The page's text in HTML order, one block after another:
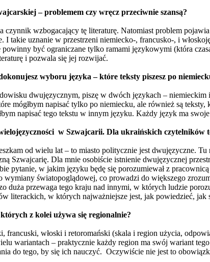
– problemem czy wręcz przeciwnie szansą?
czynnik wzbogacający tę literaturę. Natomiast problem
uznanie w przestrzeni niemiecko-, francusko-, i
być ograniczane tylko ramami językowymi (która
i pozwala się jej rozwijać.
wyboru języka – które teksty piszesz po
dwujęzycznym, piszę w dwóch językach –
mógłbym napisać tylko po niemiecku, ale również są
napisać tego tekstu w innym języku. Każdy język ma
w Szwajcarii. Dla ukraińskich czytelników
od wielu lat – to miasto politycznie jest dwujęzyczne.
Szwajcarię. Dla mnie osobiście istnienie dwujęzycznej
pytanie, w jakim języku będę się porozumiewał z
światopoglądowej, co prowadzi do większego
duża przewaga tego kraju nad innymi, w których ludzie
literackich, w których najważniejsze jest, jak powiedzieć, jak
z kolei używa się regionalnie?
włoski i retoromański (skala i region użycia,
wariantach – praktycznie każdy region ma swój wariant
do tego, by się ich nauczyć. Oczywiście nie jest to